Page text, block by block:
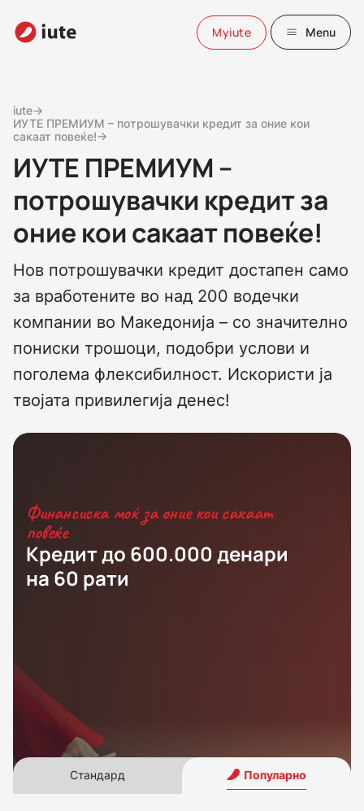
Myiute Menu
iute→
ИУТЕ ПРЕМИУМ – потрошувачки кредит за оние кои
сакаат повеќе!→
ИУТЕ ПРЕМИУМ –
потрошувачки кредит за
оние кои сакаат повеќе!
Нов потрошувачки кредит достапен само
за вработените во над 200 водечки
компании во Македонија – со значително
пониски трошоци, подобри услови и
поголема флексибилност. Искористи ја
твојата привилегија денес!
Финансиска моќ за оние кои сакаат
повеќе
Кредит до 600.000 денари
на 60 рати
Стандард Популарно